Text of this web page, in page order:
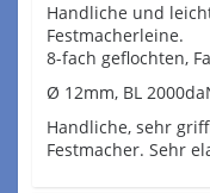
Handliche und
Festmacherleine.
8-fach geflochten,
Ø 12mm, BL
Handliche, sehr
Festmacher. Sehr